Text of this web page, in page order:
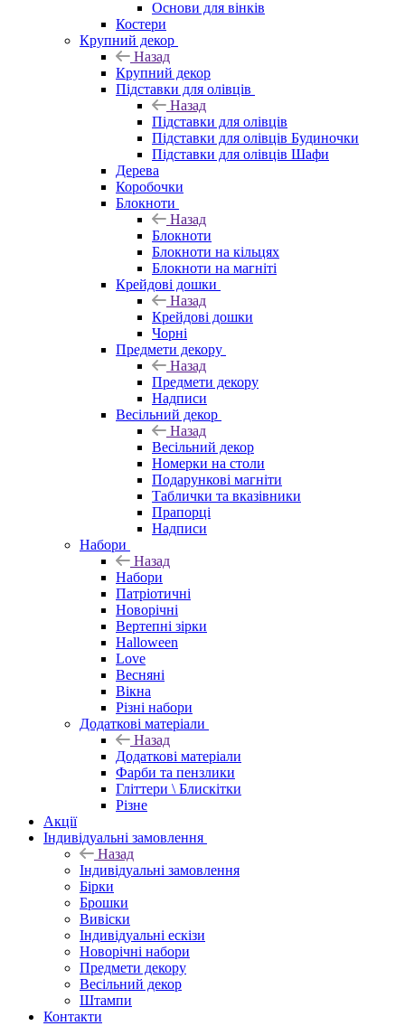
Основи для вінків
Костери
Крупний декор
Назад
Крупний декор
Підставки для олівців
Назад
Підставки для олівців
Підставки для олівців Будиночки
Підставки для олівців Шафи
Дерева
Коробочки
Блокноти
Назад
Блокноти
Блокноти на кільцях
Блокноти на магніті
Крейдові дошки
Назад
Крейдові дошки
Чорні
Предмети декору
Назад
Предмети декору
Надписи
Весільний декор
Назад
Весільний декор
Номерки на столи
Подарункові магніти
Таблички та вказівники
Прапорці
Надписи
Набори
Назад
Набори
Патріотичні
Новорічні
Вертепні зірки
Halloween
Love
Весняні
Вікна
Різні набори
Додаткові матеріали
Назад
Додаткові матеріали
Фарби та пензлики
Гліттери \ Блискітки
Різне
Акції
Індивідуальні замовлення
Назад
Індивідуальні замовлення
Бірки
Брошки
Вивіски
Індивідуальні ескізи
Новорічні набори
Предмети декору
Весільний декор
Штампи
Контакти